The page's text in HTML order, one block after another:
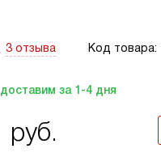
3 отзыва Код товара:
доставим за 1-4 дня
руб.